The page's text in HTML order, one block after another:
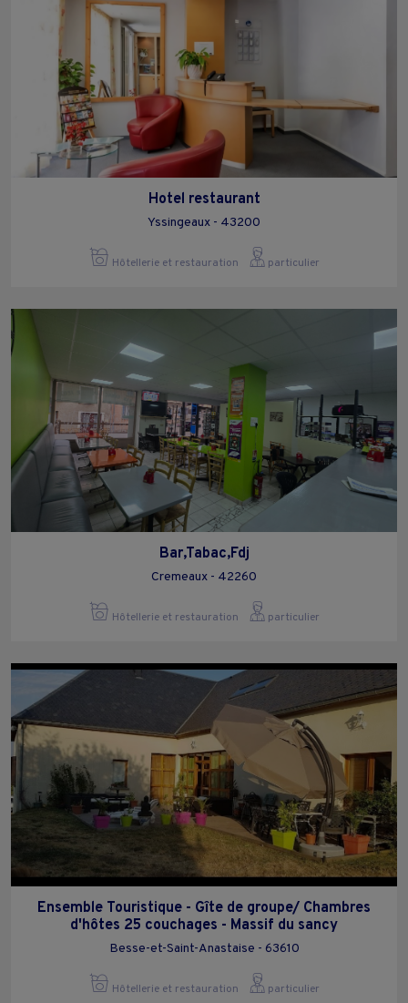
Hotel restaurant
Yssingeaux - 43200
Hôtellerie et restauration particulier
Bar,Tabac,Fdj
Cremeaux - 42260
Hôtellerie et restauration particulier
Ensemble Touristique - Gîte de groupe/ Chambres
d'hôtes 25 couchages - Massif du sancy
Besse-et-Saint-Anastaise - 63610
Hôtellerie et restauration particulier